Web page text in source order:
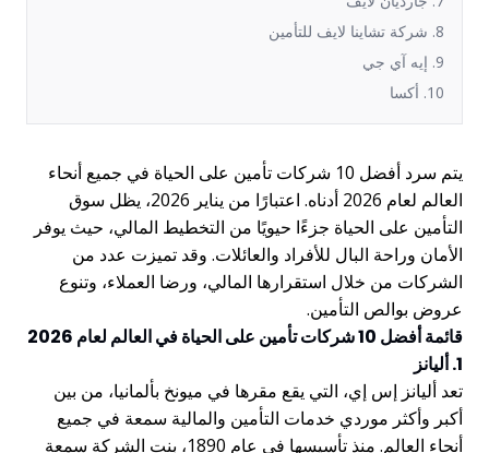
8. شركة تشاينا لايف للتأمين
9. إيه آي جي
10. أكسا
يتم سرد أفضل 10 شركات تأمين على الحياة في جميع أنحاء
العالم لعام 2026 أدناه. اعتبارًا من يناير 2026، يظل سوق
التأمين على الحياة جزءًا حيويًا من التخطيط المالي، حيث يوفر
الأمان وراحة البال للأفراد والعائلات. وقد تميزت عدد من
الشركات من خلال استقرارها المالي، ورضا العملاء، وتنوع
عروض بوالص التأمين.
قائمة أفضل 10 شركات تأمين على الحياة في العالم لعام 2026
1. أليانز
تعد أليانز إس إي، التي يقع مقرها في ميونخ بألمانيا، من بين
أكبر وأكثر موردي خدمات التأمين والمالية سمعة في جميع
أنحاء العالم. منذ تأسيسها في عام 1890، بنت الشركة سمعة